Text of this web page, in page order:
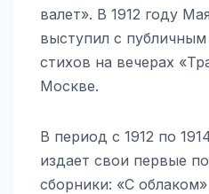
валет». В 1912 году
выступил с
стихов на вечерах
Москве.
В период с 1912 по
издает свои первые
сборники: «С